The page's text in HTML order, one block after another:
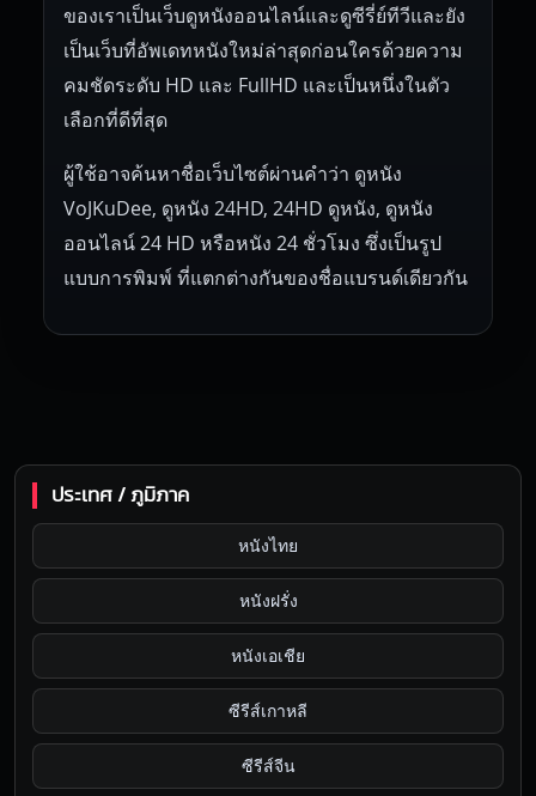
ของเราเป็นเว็บดูหนังออนไลน์และดูซีรี่ย์ทีวีและยัง
เป็นเว็บที่อัพเดทหนังใหม่ล่าสุดก่อนใครด้วยความ
คมชัดระดับ HD และ FullHD และเป็นหนึ่งในตัว
เลือกที่ดีที่สุด
ผู้ใช้อาจค้นหาชื่อเว็บไซต์ผ่านคำว่า ดูหนัง
VoJKuDee, ดูหนัง 24HD, 24HD ดูหนัง, ดูหนัง
ออนไลน์ 24 HD หรือหนัง 24 ชั่วโมง ซึ่งเป็นรูป
แบบการพิมพ์ ที่แตกต่างกันของชื่อแบรนด์เดียวกัน
ประเทศ / ภูมิภาค
หนังไทย
หนังฝรั่ง
หนังเอเชีย
ซีรีส์เกาหลี
ซีรีส์จีน